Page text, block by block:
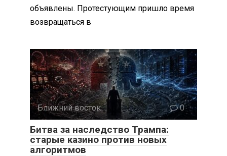
объявлены. Протестующим пришло время
возвращаться в
Ближний восток 0
Битва за наследство Трампа:
старые казино против новых
алгоритмов